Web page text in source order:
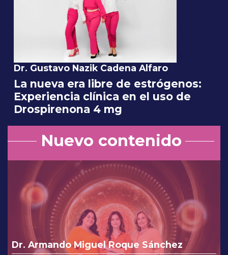
Dr. Gustavo Nazik Cadena Alfaro
La nueva era libre de estrógenos:
Experiencia clínica en el uso de
Drospirenona 4 mg
Nuevo contenido
Dr. Armando Miguel Roque Sánchez